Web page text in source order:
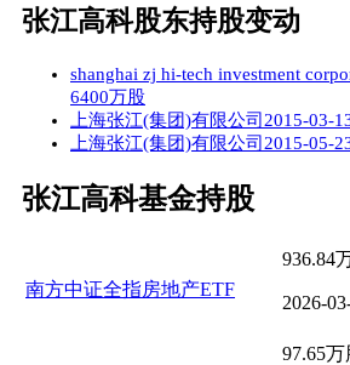
张江高科股东持股变动
shanghai zj hi-tech investment
6400万股
上海张江(集团)有限公司2015-03-
上海张江(集团)有限公司2015-05-
张江高科基金持股
南方中证全指房地产ETF
936.84
2026-
97.65万